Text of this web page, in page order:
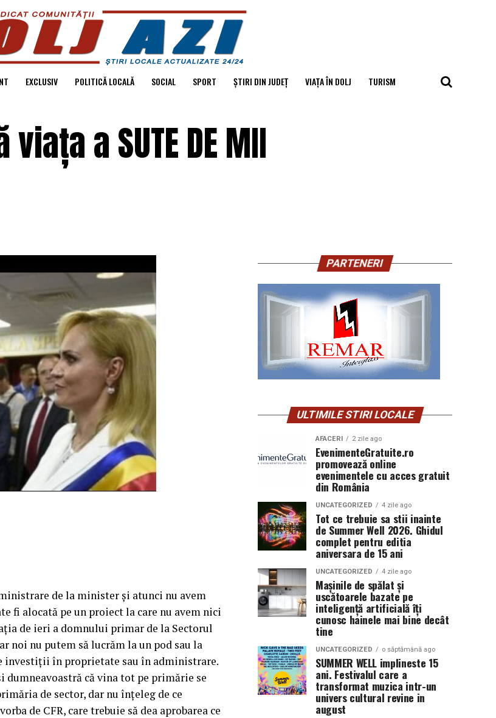
EXCLUSIV POLITICĂ LOCALĂ SOCIAL SPORT ȘTIRI DIN JUDEȚ VIAȚA ÎN DOLJ TURISM
a SUTE DE MII
de la minister şi atunci nu avem
fi alocată pe un proiect la care nu avem nici
de ieri a domnului primar de la Sectorul
noi nu putem să lucrăm la un pod sau la
investiţii în proprietate sau în administrare.
dumneavoastră că vina tot pe primărie se
de sector, dar nu înţeleg de ce
de CFR, care trebuie să dea aprobarea ce
PARTENERI
ULTIMILE STIRI LOCALE
AFACERI 2 zile ago
EvenimenteGratuite.ro
promovează online
evenimentele cu acces gratuit
din România
UNCATEGORIZED 4 zile ago
Tot ce trebuie sa stii inainte
de Summer Well 2026. Ghidul
complet pentru editia
aniversara de 15 ani
UNCATEGORIZED 4 zile ago
Mașinile de spălat și
uscătoarele bazate pe
inteligență artificială îți
cunosc hainele mai bine decât
tine
UNCATEGORIZED o săptămână ago
SUMMER WELL implineste 15
ani. Festivalul care a
transformat muzica intr-un
univers cultural revine in
august